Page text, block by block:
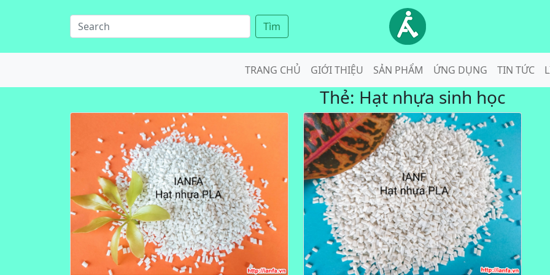
Tìm
TRANG CHỦ GIỚI THIỆU SẢN PHẨM ỨNG DỤNG TIN TỨC
Thẻ: Hạt nhựa sinh học